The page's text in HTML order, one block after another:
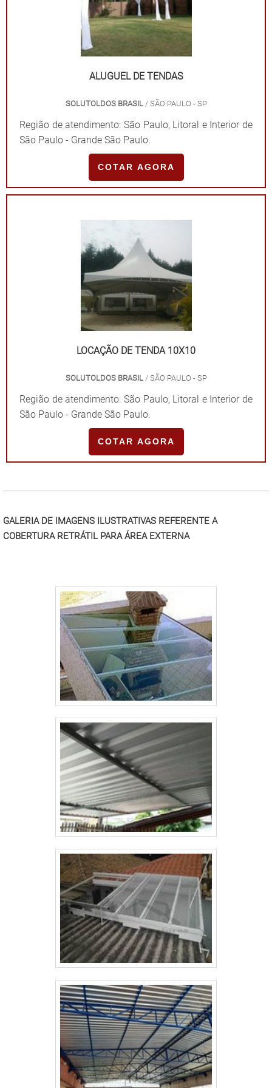
são encontrados na Solutoldos! Com três anos no
mercado, mas com uma equipe técnica com mais de
15 anos de experiência, a empresa busca suprir todas
agradável. Saiba mais entrando em contato!.
ALUGUEL DE TENDAS
SOLUTOLDOS BRASIL/ SÃO PAULO - SP
Região de atendimento: São Paulo, Litoral e Interior de
São Paulo - Grande São Paulo.
COTAR AGORA
LOCAÇÃO DE TENDA 10X10
SOLUTOLDOS BRASIL/ SÃO PAULO - SP
Região de atendimento: São Paulo, Litoral e Interior de
São Paulo - Grande São Paulo.
COTAR AGORA
GALERIA DE IMAGENS ILUSTRATIVAS REFERENTE A
COBERTURA RETRÁTIL PARA ÁREA EXTERNA